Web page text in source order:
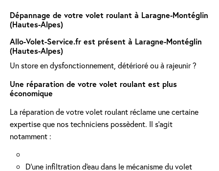
Dépannage de votre volet roulant à Laragne-Montéglin
(Hautes-Alpes)
Allo-Volet-Service.fr est présent à Laragne-Montéglin
(Hautes-Alpes)
Un store en dysfonctionnement, détérioré ou à rajeunir ?
Une réparation de votre volet roulant est plus
économique
La réparation de votre volet roulant réclame une certaine
expertise que nos techniciens possèdent. Il s'agit
notamment :
D'une infiltration d'eau dans le mécanisme du volet